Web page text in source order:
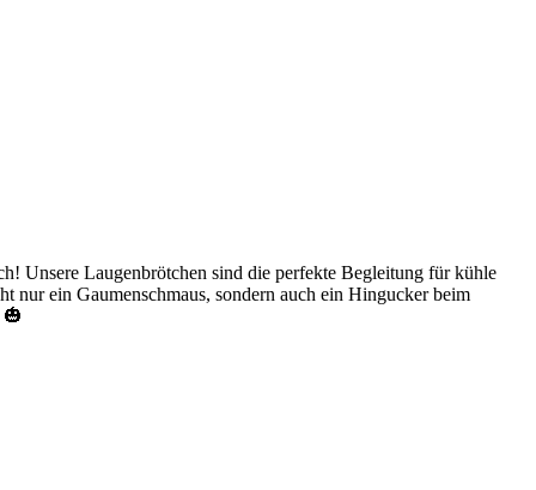
Unsere Laugenbrötchen sind die perfekte Begleitung für kühle
nur ein Gaumenschmaus, sondern auch ein Hingucker beim